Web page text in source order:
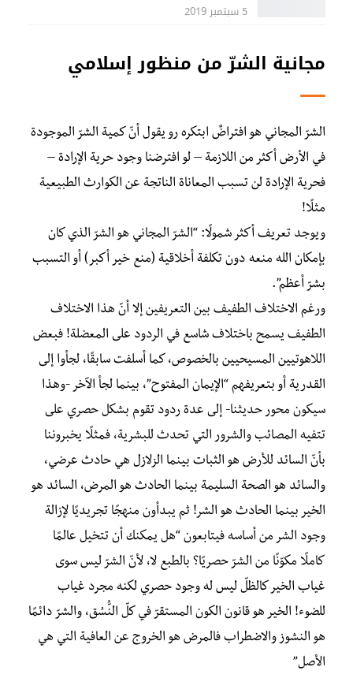
5 سبتمبر 2019
مجانية الشرّ من منظور إسلامي
الشرّ المجاني هو افتراضٌ ابتكره رو يقول أنّ كمية الشرّ الموجودة
في الأرض أكثر من اللازمة – لو افترضنا وجود حرية الإرادة –
فحرية الإرادة لن تسبب المعاناة الناتجة عن الكوارث الطبيعية
مثلًا!
ويوجد تعريف أكثر شمولًا: “الشرّ المجاني هو الشرّ الذي كان
بإمكان الله منعه دون تكلفة أخلاقية (منع خير أكبر) أو التسبب
بشرّ أعظم”.
ورغم الاختلاف الطفيف بين التعريفين إلا أنّ هذا الاختلاف
الطفيف يسمح باختلاف شاسع في الردود على المعضلة! فبعض
اللاهوتيين المسيحيين بالخصوص، كما أسلفت سابقًا، لجأوا إلى
القدرية أو بتعريفهم “الإيمان المفتوح”، بينما لجأ الآخر -وهذا
سيكون محور حديثنا- إلى عدة ردود تقوم بشكل حصري على
تتفيه المصائب والشرور التي تحدث للبشرية، فمثلًا يخبروننا
بأنّ السائد للأرض هو الثبات بينما الزلازل هي حادث عرضي،
والسائد هو الصحة السليمة بينما الحادث هو المرض، السائد هو
الخير بينما الحادث هو الشر! ثم يبدأون منهجًا تجريديًا لإزالة
وجود الشر من أساسه فيتابعون “هل يمكنك أن تتخيل عالمًا
كاملًا مكوّنًا من الشرّ حصريًا؟ بالطبع لا، لأنّ الشرّ ليس سوى
غياب الخير كالظلّ ليس له وجود حصري لكنه مجرد غياب
للضوء! الخير هو قانون الكون المستقرّ في كلّ النُّسُق، والشرّ دائمًا
هو النشوز والاضطراب فالمرض هو الخروج عن العافية التي هي
الأصل”